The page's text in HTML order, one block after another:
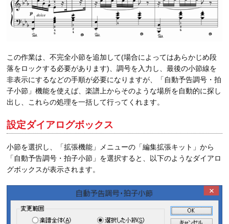
この作業は、不完全小節を追加して(場合によってはあらかじめ段
落をロックする必要があります)、調号を入力し、最後の小節線を
非表示にするなどの手順が必要になりますが、「自動予告調号・拍
子小節」機能を使えば、楽譜上からそのような場所を自動的に探し
出し、これらの処理を一括して行ってくれます。
設定ダイアログボックス
小節を選択し、「拡張機能」メニューの「編集拡張キット」から
「自動予告調号・拍子小節」を選択すると、以下のようなダイアロ
グボックスが表示されます。